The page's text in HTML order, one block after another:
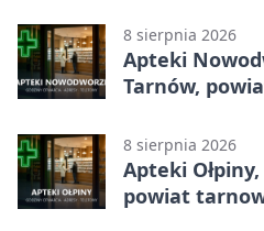
8 sierpnia 2026
Apteki
Tarnów,
8 sierpnia 2026
Apteki
powiat